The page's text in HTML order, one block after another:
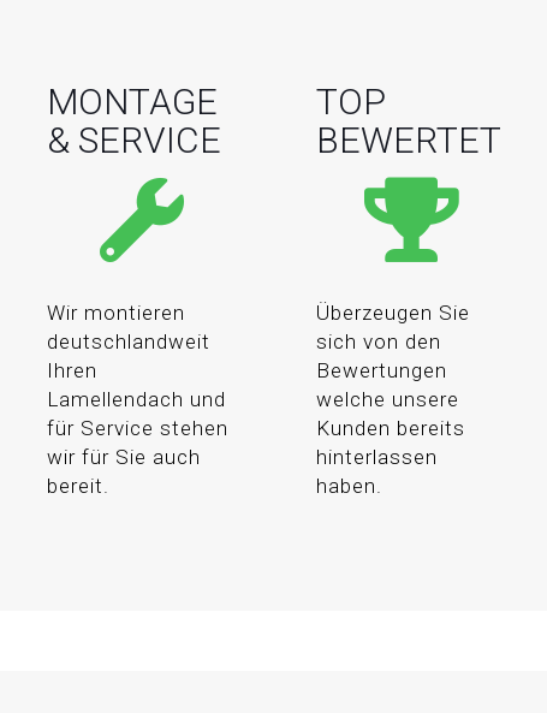
MONTAGE
& SERVICE
Wir montieren
deutschlandweit
Ihren
Lamellendach und
für Service stehen
wir für Sie auch
bereit.
TOP
BEWERTET
Überzeugen Sie
sich von den
Bewertungen
welche unsere
Kunden bereits
hinterlassen
haben.